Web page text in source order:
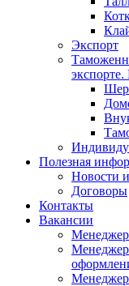
Экспорт
Полезная
Новости
Договоры
Контакты
Вакансии
Менеджер